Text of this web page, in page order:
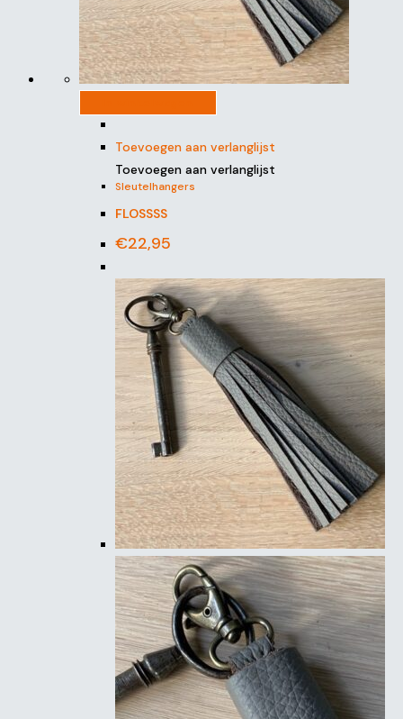
Toevoegen aan verlanglijst
Toevoegen aan verlanglijst
Sleutelhangers
FLOSSSS
€22,95